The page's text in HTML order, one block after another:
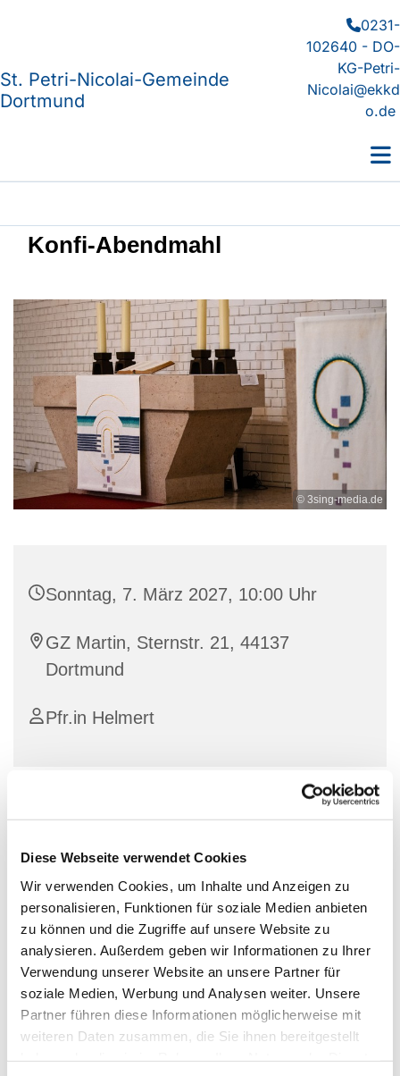
Diese Webseite verwendet Cookies
Wir verwenden Cookies, um Inhalte und Anzeigen zu
personalisieren, Funktionen für soziale Medien anbieten
zu können und die Zugriffe auf unsere Website zu
analysieren. Außerdem geben wir Informationen zu Ihrer
Verwendung unserer Website an unsere Partner für
soziale Medien, Werbung und Analysen weiter. Unsere
Partner führen diese Informationen möglicherweise mit
weiteren Daten zusammen, die Sie ihnen bereitgestellt
St. Petri-Nicolai-Gemeinde
Dortmund
0231-
102640 - DO-
KG-Petri-
Nicolai@ekkd
o.de
Konfi-Abendmahl
© 3sing-media.de
Sonntag, 7. März 2027, 10:00 Uhr
GZ Martin, Sternstr. 21, 44137
Dortmund
Pfr.in Helmert